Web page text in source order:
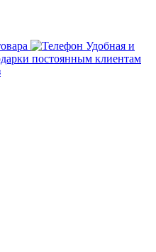
Удобная и
постоянным клиентам